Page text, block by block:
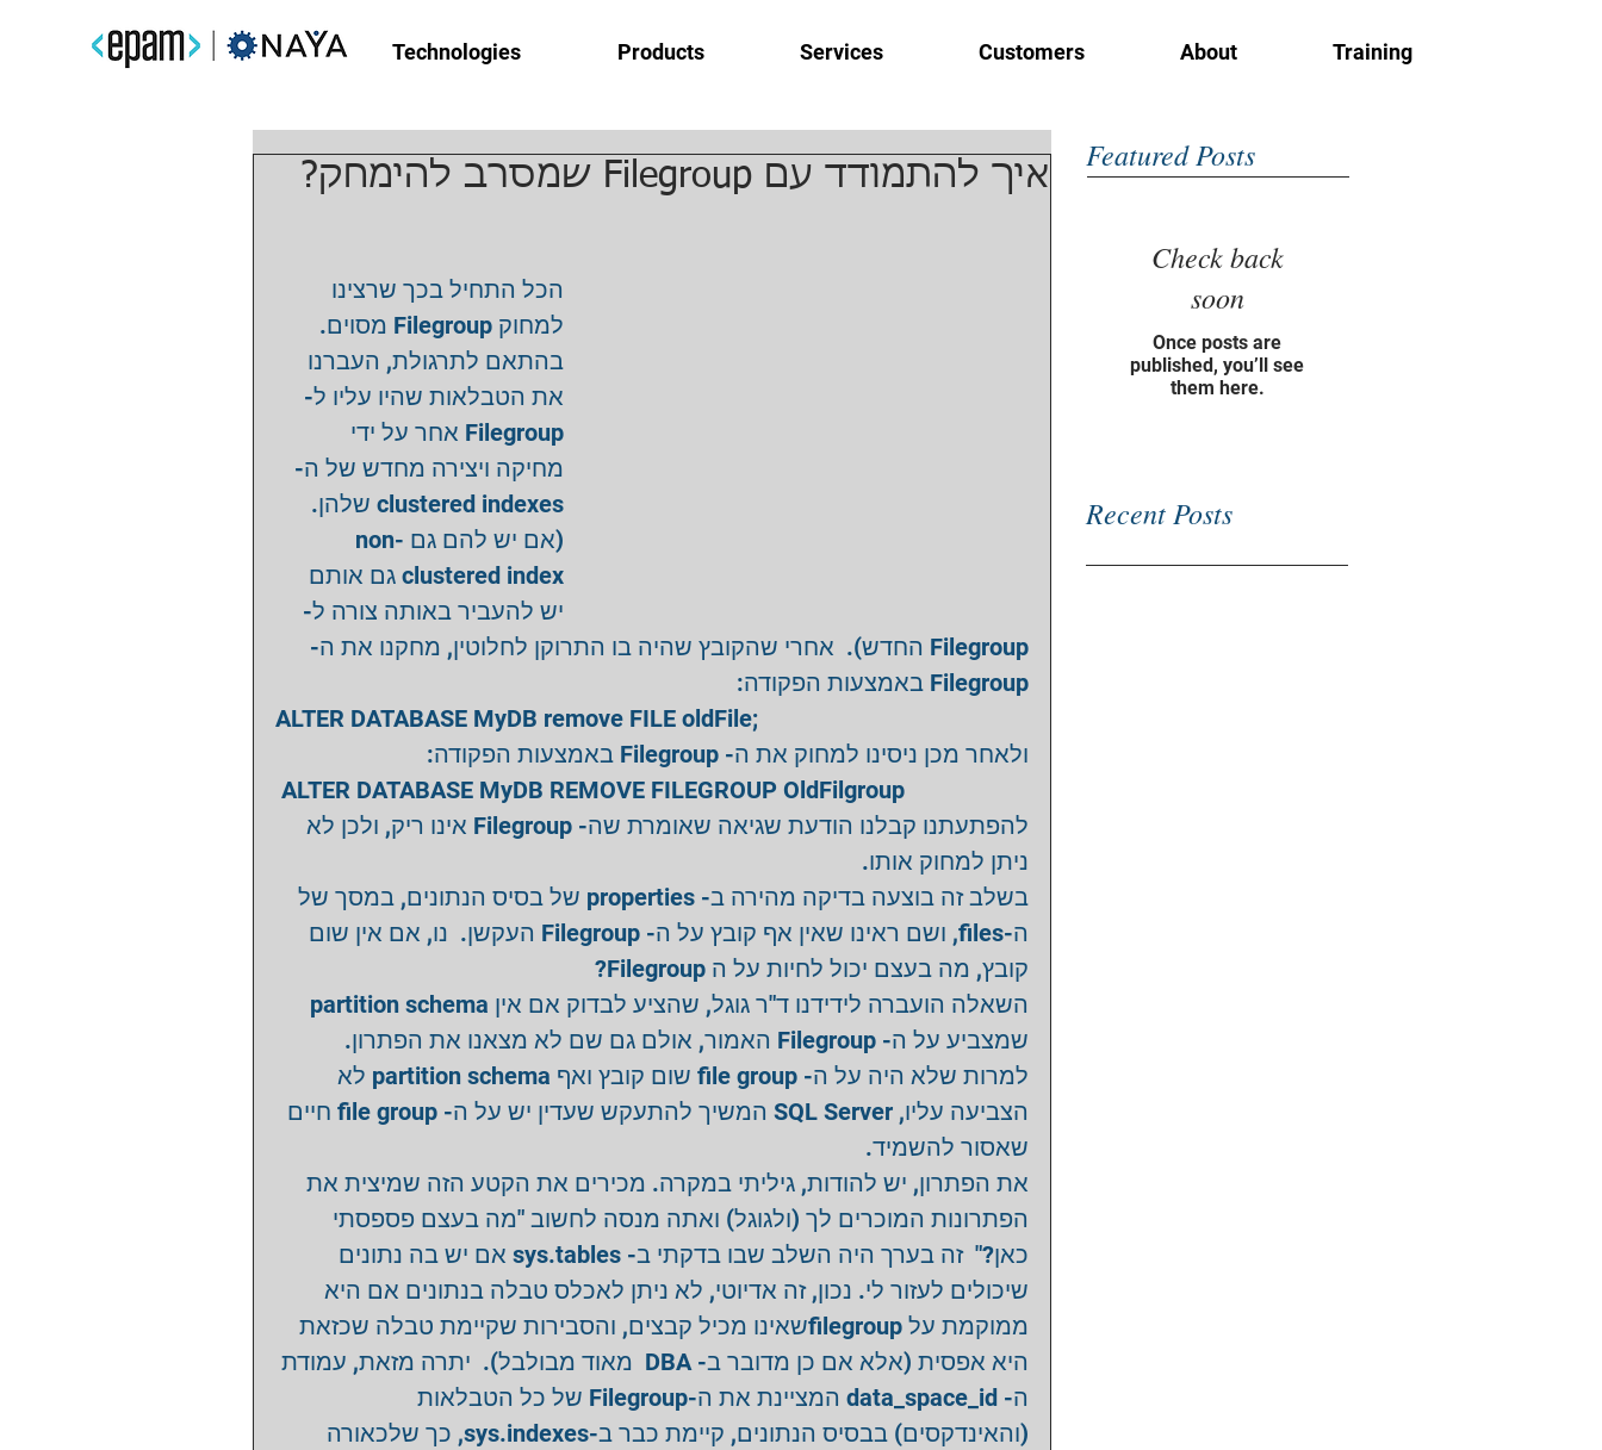
Technologies Products Services Customers About Training
איך להתמודד עם Filegroup שמסרב להימחק?
הכל התחיל בכך שרצינו
למחוק Filegroup מסוים.
בהתאם לתרגולת, העברנו
את הטבלאות שהיו עליו ל-
Filegroup אחר על ידי
מחיקה ויצירה מחדש של ה-
clustered indexes שלהן.
(אם יש להם גם non-
clustered index גם אותם
יש להעביר באותה צורה ל-
Filegroup החדש).  אחרי שהקובץ שהיה בו התרוקן לחלוטין, מחקנו את ה-
Filegroup באמצעות הפקודה:
ALTER DATABASE MyDB remove FILE oldFile;
ולאחר מכן ניסינו למחוק את ה- Filegroup באמצעות הפקודה:
ALTER DATABASE MyDB REMOVE FILEGROUP OldFilgroup
להפתעתנו קבלנו הודעת שגיאה שאומרת שה- Filegroup אינו ריק, ולכן לא
ניתן למחוק אותו.
בשלב זה בוצעה בדיקה מהירה ב- properties של בסיס הנתונים, במסך של
ה-files, ושם ראינו שאין אף קובץ על ה- Filegroup העקשן.  נו, אם אין שום
קובץ, מה בעצם יכול לחיות על ה Filegroup?
שמצביע על ה- Filegroup האמור, אולם גם שם לא מצאנו את הפתרון.
למרות שלא היה על ה- file group שום קובץ ואף partition schema לא
הצביעה עליו, SQL Server המשיך להתעקש שעדין יש על ה- file group חיים
שאסור להשמיד.
את הפתרון, יש להודות, גיליתי במקרה. מכירים את הקטע הזה שמיצית את
הפתרונות המוכרים לך (ולגוגל) ואתה מנסה לחשוב "מה בעצם פספסתי
כאן?"  זה בערך היה השלב שבו בדקתי ב- sys.tables אם יש בה נתונים
שיכולים לעזור לי. נכון, זה אדיוטי, לא ניתן לאכלס טבלה בנתונים אם היא
ממוקמת על filegroupשאינו מכיל קבצים, והסבירות שקיימת טבלה שכזאת
היא אפסית (אלא אם כן מדובר ב- DBA  מאוד מבולבל).  יתרה מזאת, עמודת
ה- data_space_id המציינת את ה-Filegroup של כל הטבלאות
(והאינדקסים) בבסיס הנתונים, קיימת כבר ב-sys.indexes, כך שלכאורה
Featured Posts
Check back
soon
Once posts are
published, you’ll see
them here.
Recent Posts